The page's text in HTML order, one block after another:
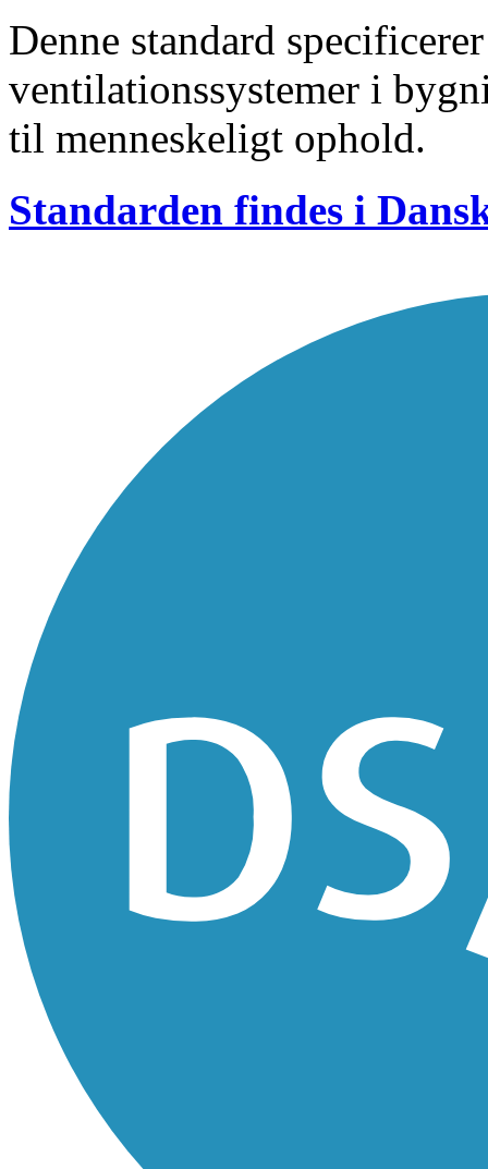
Denne standard
ventilationssystemer i
til menneskeligt ophold.
Standarden findes i